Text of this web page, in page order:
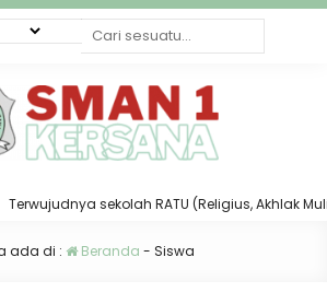
sekolah RATU (Religius, Akhlak
ada di : Beranda - Siswa